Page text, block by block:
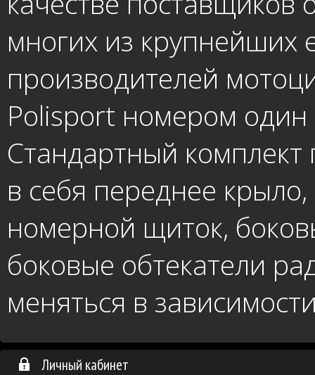
многих из крупнейших
производителей
Polisport номером один
Стандартный комплект
в себя переднее
номерной щиток,
боковые обтекатели
меняться в
Личный кабинет